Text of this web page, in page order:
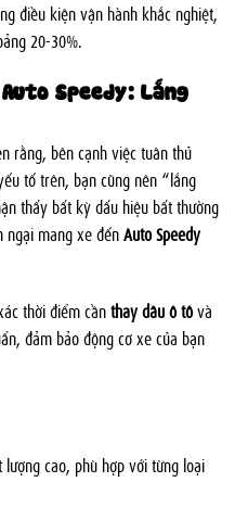
điều kiện vận hành khắc nghiệt,
20-30%.
Speedy: Lắng
rằng, bên cạnh việc tuân thủ
tố trên, bạn cũng nên “lắng
thấy bất kỳ dấu hiệu bất thường
ngại mang xe đếnAuto Speedy
thời điểm cầnthay dầu ô tôvà
đảm bảo động cơ xe của bạn
cao, phù hợp với từng loại